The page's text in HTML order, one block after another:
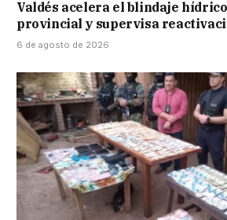
Valdés acelera el blindaje
provincial y supervisa
6 de agosto de 2026